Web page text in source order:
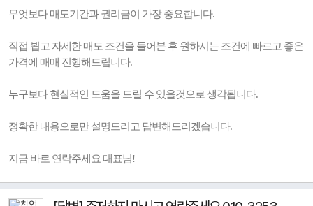
무엇보다 매도기간과 권리금이 가장 중요합니다.
직접 뵙고 자세한 매도 조건을 들어본 후 원하시는 조건에 빠르고 좋은
가격에 매매 진행해드립니다.
누구보다 현실적인 도움을 드릴 수 있을것으로 생각됩니다.
정확한 내용으로만 설명드리고 답변해드리겠습니다.
지금 바로 연락주세요 대표님!